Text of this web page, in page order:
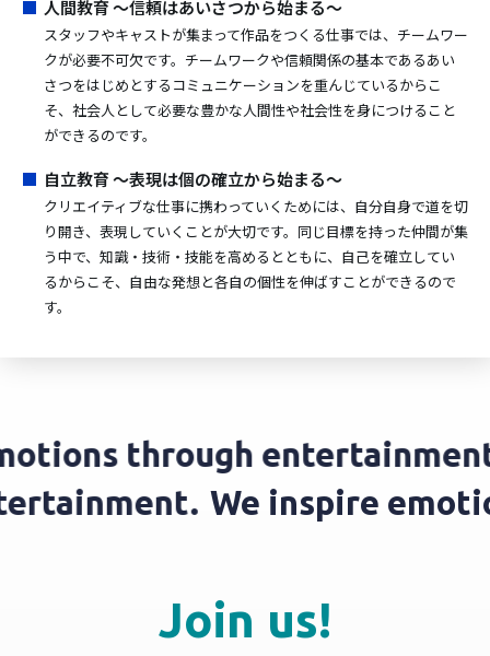
■ 人間教育 ～信頼はあいさつから始まる～
スタッフやキャストが集まって作品をつくる仕事では、チームワー
クが必要不可欠です。チームワークや信頼関係の基本であるあい
さつをはじめとするコミュニケーションを重んじているからこ
そ、社会人として必要な豊かな人間性や社会性を身につけること
ができるのです。
■ 自立教育 ～表現は個の確立から始まる～
クリエイティブな仕事に携わっていくためには、自分自身で道を切
り開き、表現していくことが大切です。同じ目標を持った仲間が集
う中で、知識・技術・技能を高めるとともに、自己を確立してい
るからこそ、自由な発想と各自の個性を伸ばすことができるので
す。
through entertainment.
We inspire
Join us!